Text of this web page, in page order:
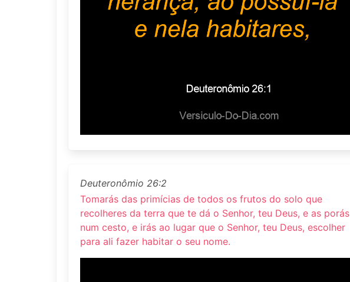
Deuteronômio 26:2
Tomarás das primícias de todos os frutos do solo que
recolheres da terra que te dá o Senhor, teu Deus, e as porás
num cesto, e irás ao lugar que o Senhor, teu Deus, escolher
para ali fazer habitar o seu nome.